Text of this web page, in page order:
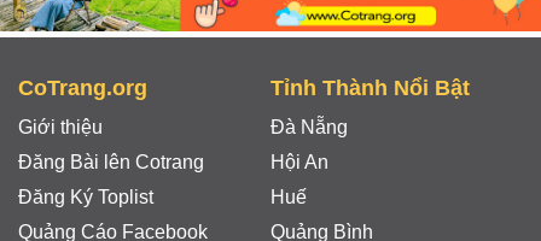
CoTrang.org
Giới thiệu
Đăng Bài lên Cotrang
Đăng Ký Toplist
Quảng Cáo Facebook
Tỉnh Thành Nổi Bật
Đà Nẵng
Hội An
Huế
Quảng Bình